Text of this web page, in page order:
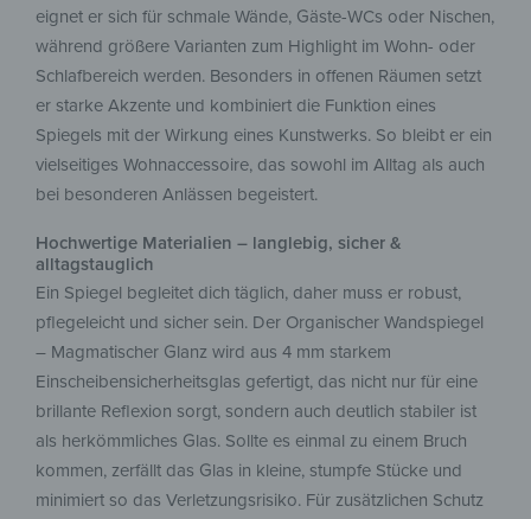
eignet er sich für schmale Wände, Gäste-WCs oder Nischen,
während größere Varianten zum Highlight im Wohn- oder
Schlafbereich werden. Besonders in offenen Räumen setzt
er starke Akzente und kombiniert die Funktion eines
Spiegels mit der Wirkung eines Kunstwerks. So bleibt er ein
vielseitiges Wohnaccessoire, das sowohl im Alltag als auch
bei besonderen Anlässen begeistert.
Hochwertige Materialien – langlebig, sicher &
alltagstauglich
Ein Spiegel begleitet dich täglich, daher muss er robust,
pflegeleicht und sicher sein. Der Organischer Wandspiegel
– Magmatischer Glanz wird aus 4 mm starkem
Einscheibensicherheitsglas gefertigt, das nicht nur für eine
brillante Reflexion sorgt, sondern auch deutlich stabiler ist
als herkömmliches Glas. Sollte es einmal zu einem Bruch
kommen, zerfällt das Glas in kleine, stumpfe Stücke und
minimiert so das Verletzungsrisiko. Für zusätzlichen Schutz